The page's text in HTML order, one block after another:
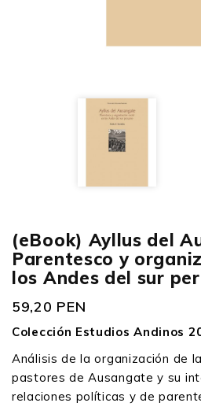
(eBook) Ayllus del
Parentesco y
los Andes del sur
59,20 PEN
Colección Estudios Andinos
Análisis de la organización de
pastores de Ausangate y su
relaciones políticas y de